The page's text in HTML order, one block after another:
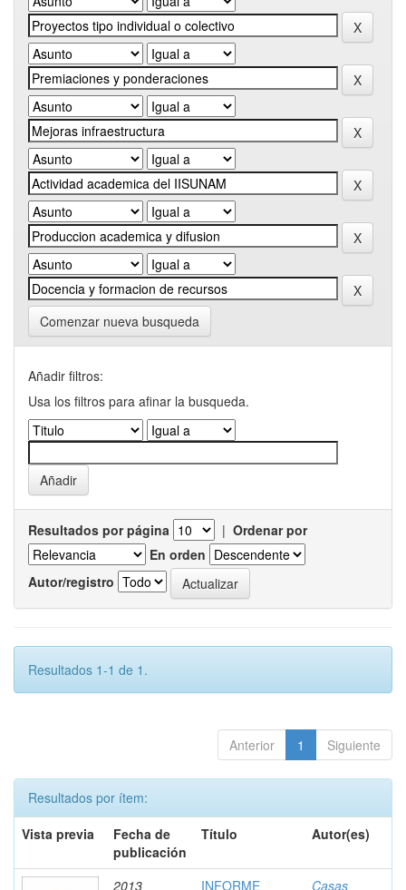
Comenzar nueva busqueda
Añadir filtros:
Usa los filtros para afinar la busqueda.
Resultados por página | Ordenar por
En orden
Autor/registro
Resultados 1-1 de 1.
Anterior 1 Siguiente
Resultados por ítem:
Vista previa
Fecha de
publicación
Título Autor(es)
2013
INFORME
Casas